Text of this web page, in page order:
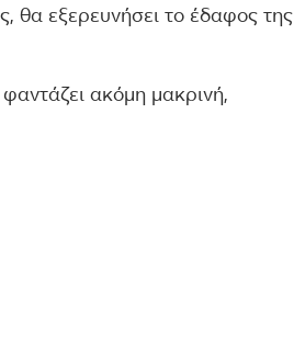
θα εξερευνήσει το έδαφος της
ακόμη μακρινή,